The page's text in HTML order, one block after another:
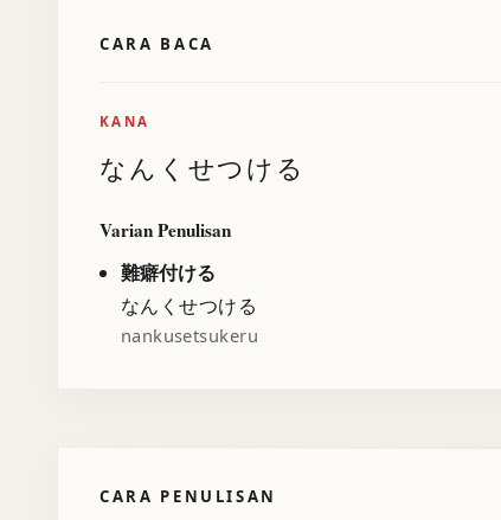
CARA BACA
KANA
なんくせつける
Varian Penulisan
難癖付ける
なんくせつける
nankusetsukeru
CARA PENULISAN